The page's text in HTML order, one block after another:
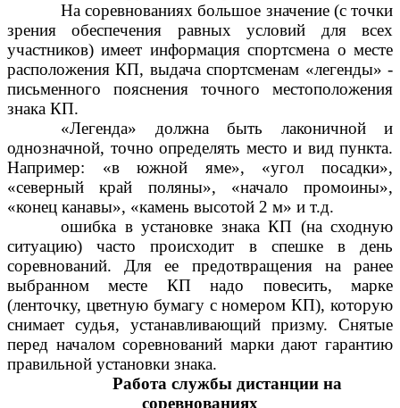
На соревнованиях большое значение (с точки
зрения обеспечения равных условий для всех
участников) имеет информация спортсмена о месте
расположения КП, выдача спортсменам «легенды» -
письменного пояснения точного местоположения
знака КП.
«Легенда» должна быть лаконичной и
однозначной, точно определять место и вид пункта.
Например: «в южной яме», «угол посадки»,
«северный край поляны», «начало промоины»,
«конец канавы», «камень высотой 2 м» и т.д.
ошибка в установке знака КП (на сходную
ситуацию) часто происходит в спешке в день
соревнований. Для ее предотвращения на ранее
выбранном месте КП надо повесить, марке
(ленточку, цветную бумагу с номером КП), которую
снимает судья, устанавливающий призму. Снятые
перед началом соревнований марки дают гарантию
правильной установки знака.
Работа службы дистанции на
соревнованиях